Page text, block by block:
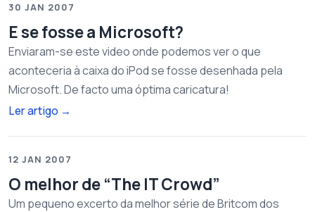
30 JAN 2007
E se fosse a Microsoft?
Enviaram-se este video onde podemos ver o que
aconteceria à caixa do iPod se fosse desenhada pela
Microsoft. De facto uma óptima caricatura!
Ler artigo →
12 JAN 2007
O melhor de “The IT Crowd”
Um pequeno excerto da melhor série de Britcom dos